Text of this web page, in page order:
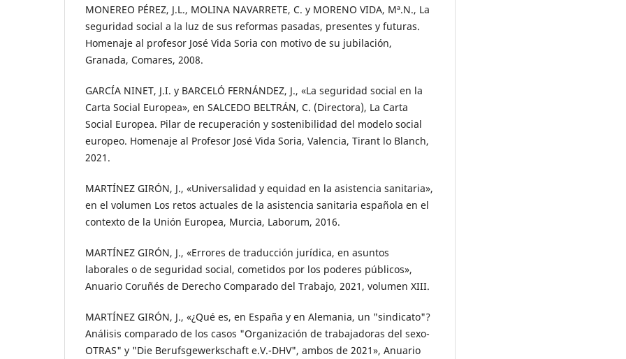
MONEREO PÉREZ, J.L., MOLINA NAVARRETE, C. y MORENO VIDA, Mª.N., La
seguridad social a la luz de sus reformas pasadas, presentes y futuras.
Homenaje al profesor José Vida Soria con motivo de su jubilación,
Granada, Comares, 2008.
GARCÍA NINET, J.I. y BARCELÓ FERNÁNDEZ, J., «La seguridad social en la
Carta Social Europea», en SALCEDO BELTRÁN, C. (Directora), La Carta
Social Europea. Pilar de recuperación y sostenibilidad del modelo social
europeo. Homenaje al Profesor José Vida Soria, Valencia, Tirant lo Blanch,
2021.
MARTÍNEZ GIRÓN, J., «Universalidad y equidad en la asistencia sanitaria»,
en el volumen Los retos actuales de la asistencia sanitaria española en el
contexto de la Unión Europea, Murcia, Laborum, 2016.
MARTÍNEZ GIRÓN, J., «Errores de traducción jurídica, en asuntos
laborales o de seguridad social, cometidos por los poderes públicos»,
Anuario Coruñés de Derecho Comparado del Trabajo, 2021, volumen XIII.
MARTÍNEZ GIRÓN, J., «¿Qué es, en España y en Alemania, un "sindicato"?
Análisis comparado de los casos "Organización de trabajadoras del sexo-
OTRAS" y "Die Berufsgewerkschaft e.V.-DHV", ambos de 2021», Anuario